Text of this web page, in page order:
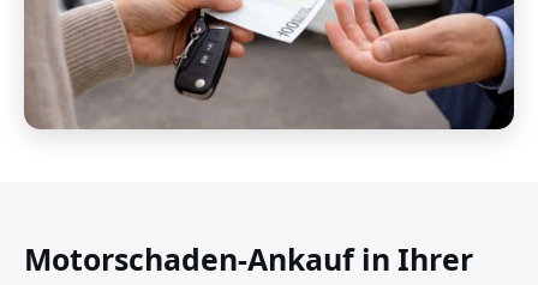
Motorschaden-Ankauf in Ihrer